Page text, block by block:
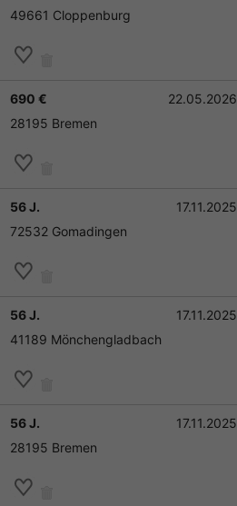
49661 Cloppenburg
690 €
22.05.2026
28195 Bremen
56 J.
17.11.2025
72532 Gomadingen
56 J.
17.11.2025
41189 Mönchengladbach
56 J.
17.11.2025
28195 Bremen